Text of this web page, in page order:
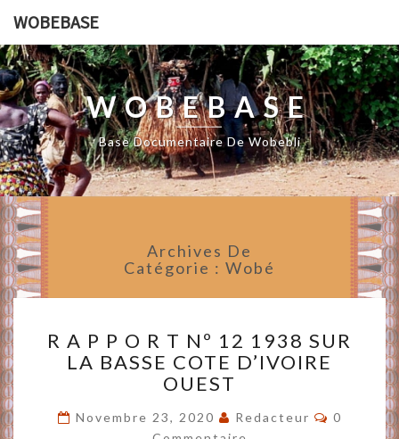
WOBEBASE
WOBEBASE
Base Documentaire De Wobebli
Archives De
Catégorie : Wobé
A
P
P
R
R A P P O R T Nº 12 1938 SUR
LA BASSE COTE D’IVOIRE
OUEST
Novembre 23, 2020 Redacteur
0